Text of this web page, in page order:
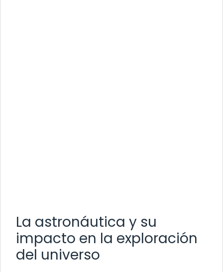
La astronáutica y su
impacto en la exploración
del universo